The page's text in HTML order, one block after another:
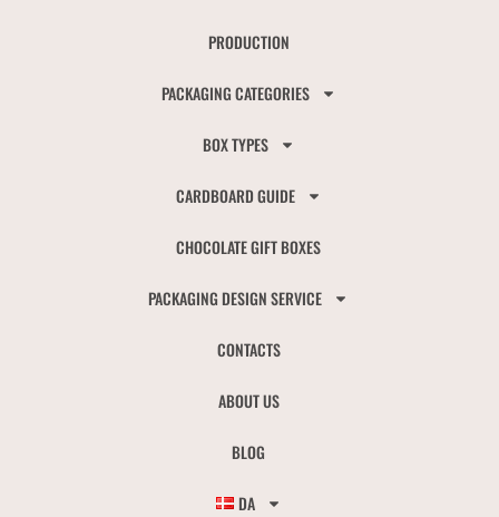
PRODUCTION
PACKAGING CATEGORIES
BOX TYPES
CARDBOARD GUIDE
CHOCOLATE GIFT BOXES
PACKAGING DESIGN SERVICE
CONTACTS
ABOUT US
BLOG
DA